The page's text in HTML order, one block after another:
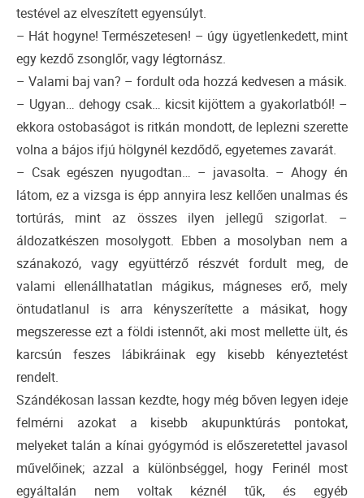
testével az elveszített egyensúlyt.
– Hát hogyne! Természetesen! – úgy ügyetlenkedett, mint
egy kezdő zsonglőr, vagy légtornász.
– Valami baj van? – fordult oda hozzá kedvesen a másik.
– Ugyan… dehogy csak… kicsit kijöttem a gyakorlatból! –
ekkora ostobaságot is ritkán mondott, de leplezni szerette
volna a bájos ifjú hölgynél kezdődő, egyetemes zavarát.
– Csak egészen nyugodtan… – javasolta. – Ahogy én
látom, ez a vizsga is épp annyira lesz kellően unalmas és
tortúrás, mint az összes ilyen jellegű szigorlat. –
áldozatkészen mosolygott. Ebben a mosolyban nem a
szánakozó, vagy együttérző részvét fordult meg, de
valami ellenállhatatlan mágikus, mágneses erő, mely
öntudatlanul is arra kényszerítette a másikat, hogy
megszeresse ezt a földi istennőt, aki most mellette ült, és
karcsún feszes lábikráinak egy kisebb kényeztetést
rendelt.
Szándékosan lassan kezdte, hogy még bőven legyen ideje
felmérni azokat a kisebb akupunktúrás pontokat,
melyeket talán a kínai gyógymód is előszeretettel javasol
művelőinek; azzal a különbséggel, hogy Ferinél most
egyáltalán nem voltak kéznél tűk, és egyéb